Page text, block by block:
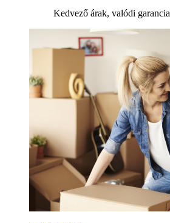
Kedvező árak, valódi garancia